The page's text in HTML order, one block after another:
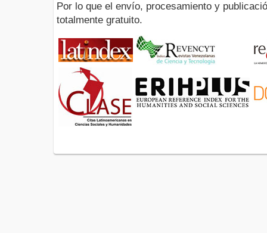
Por lo que el envío, procesamiento y
totalmente gratuito.